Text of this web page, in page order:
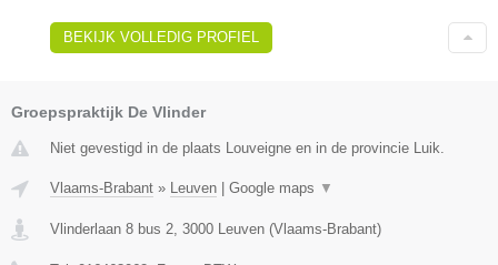
BEKIJK VOLLEDIG PROFIEL
Groepspraktijk De Vlinder
Niet gevestigd in de plaats Louveigne en in de provincie Luik.
Vlaams-Brabant » Leuven Google maps ▼
Vlinderlaan 8 bus 2, 3000 Leuven (Vlaams-Brabant)